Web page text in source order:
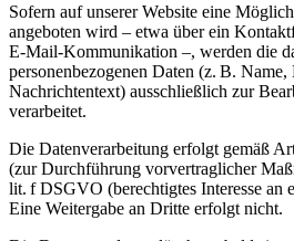
Sofern auf unserer Website eine
angeboten wird – etwa über ein
E-Mail-Kommunikation –, werden die
personenbezogenen Daten (z. B.
Nachrichtentext) ausschließlich zur
verarbeitet.
Die Datenverarbeitung erfolgt gemäß
(zur Durchführung vorvertraglicher
lit. f DSGVO (berechtigtes Interesse
Eine Weitergabe an Dritte erfolgt nicht.